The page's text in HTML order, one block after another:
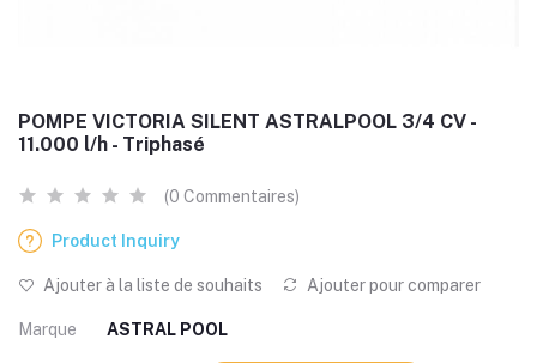
POMPE VICTORIA SILENT ASTRALPOOL 3/4 CV -
11.000 l/h - Triphasé
(0 Commentaires)
Product Inquiry
Ajouter à la liste de souhaits Ajouter pour comparer
Marque ASTRAL POOL